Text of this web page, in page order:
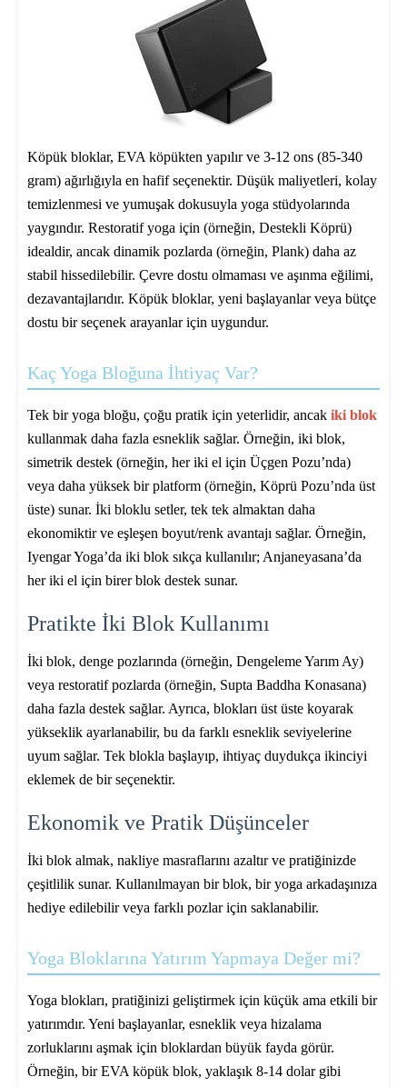
Köpük bloklar, EVA köpükten yapılır ve 3-12 ons (85-340
gram) ağırlığıyla en hafif seçenektir. Düşük maliyetleri, kolay
temizlenmesi ve yumuşak dokusuyla yoga stüdyolarında
yaygındır. Restoratif yoga için (örneğin, Destekli Köprü)
idealdir, ancak dinamik pozlarda (örneğin, Plank) daha az
stabil hissedilebilir. Çevre dostu olmaması ve aşınma eğilimi,
dezavantajlarıdır. Köpük bloklar, yeni başlayanlar veya bütçe
dostu bir seçenek arayanlar için uygundur.
Kaç Yoga Bloğuna İhtiyaç Var?
Tek bir yoga bloğu, çoğu pratik için yeterlidir, ancak iki blok
kullanmak daha fazla esneklik sağlar. Örneğin, iki blok,
simetrik destek (örneğin, her iki el için Üçgen Pozu’nda)
veya daha yüksek bir platform (örneğin, Köprü Pozu’nda üst
üste) sunar. İki bloklu setler, tek tek almaktan daha
ekonomiktir ve eşleşen boyut/renk avantajı sağlar. Örneğin,
Iyengar Yoga’da iki blok sıkça kullanılır; Anjaneyasana’da
her iki el için birer blok destek sunar.
Pratikte İki Blok Kullanımı
İki blok, denge pozlarında (örneğin, Dengeleme Yarım Ay)
veya restoratif pozlarda (örneğin, Supta Baddha Konasana)
daha fazla destek sağlar. Ayrıca, blokları üst üste koyarak
yükseklik ayarlanabilir, bu da farklı esneklik seviyelerine
uyum sağlar. Tek blokla başlayıp, ihtiyaç duydukça ikinciyi
eklemek de bir seçenektir.
Ekonomik ve Pratik Düşünceler
İki blok almak, nakliye masraflarını azaltır ve pratiğinizde
çeşitlilik sunar. Kullanılmayan bir blok, bir yoga arkadaşınıza
hediye edilebilir veya farklı pozlar için saklanabilir.
Yoga Bloklarına Yatırım Yapmaya Değer mi?
Yoga blokları, pratiğinizi geliştirmek için küçük ama etkili bir
yatırımdır. Yeni başlayanlar, esneklik veya hizalama
zorluklarını aşmak için bloklardan büyük fayda görür.
Örneğin, bir EVA köpük blok, yaklaşık 8-14 dolar gibi